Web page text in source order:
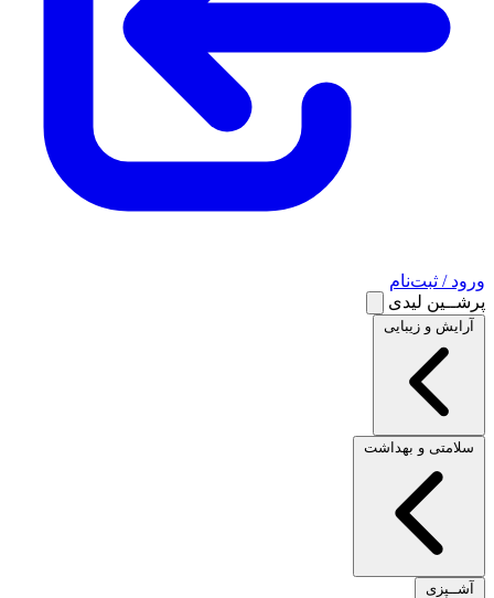
ورود / ثبت‌نام
پرشــین لیدی
آرایش و زیبایی
سلامتی و بهداشت
آشــپزی